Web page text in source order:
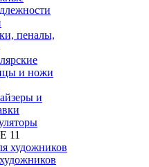
пеналы,
и ножи
и
11